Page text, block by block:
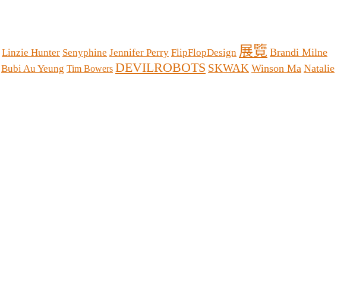
Linzie Hunter Senyphine Jennifer Perry FlipFlopDesign 展覽 Brandi Milne
Bubi Au Yeung Tim Bowers DEVILROBOTS SKWAK Winson Ma Natalie